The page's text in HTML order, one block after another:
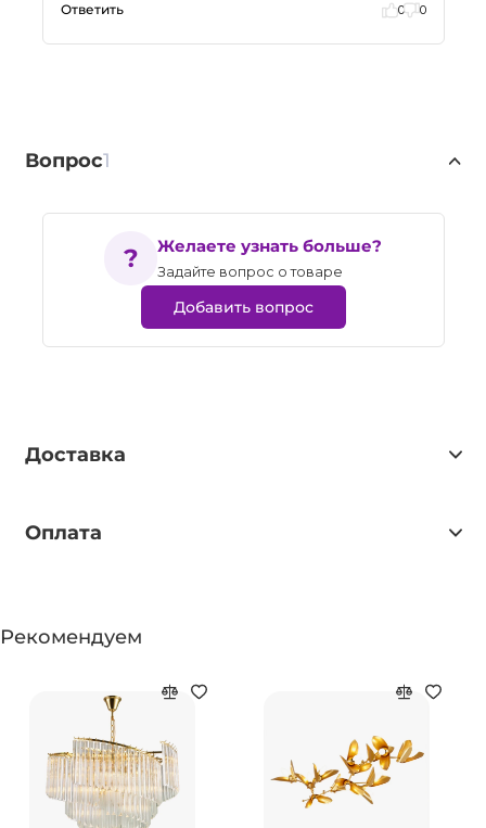
Ответить 0 0
Вопрос1
Желаете узнать больше?
Задайте вопрос о товаре
Добавить вопрос
Доставка
Оплата
Рекомендуем